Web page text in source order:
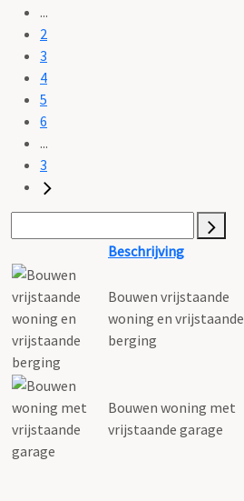
...
2
3
4
5
6
...
3
Beschrijving
Bouwen vrijstaande
woning en vrijstaande
berging
Bouwen woning met
vrijstaande garage